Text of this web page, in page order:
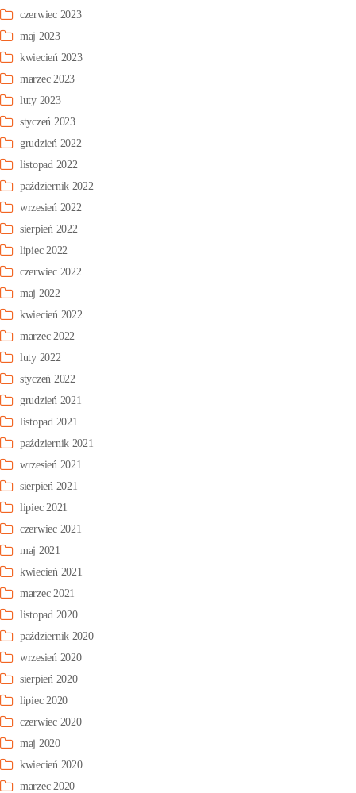
czerwiec 2023
maj 2023
kwiecień 2023
marzec 2023
luty 2023
styczeń 2023
grudzień 2022
listopad 2022
październik 2022
wrzesień 2022
sierpień 2022
lipiec 2022
czerwiec 2022
maj 2022
kwiecień 2022
marzec 2022
luty 2022
styczeń 2022
grudzień 2021
listopad 2021
październik 2021
wrzesień 2021
sierpień 2021
lipiec 2021
czerwiec 2021
maj 2021
kwiecień 2021
marzec 2021
listopad 2020
październik 2020
wrzesień 2020
sierpień 2020
lipiec 2020
czerwiec 2020
maj 2020
kwiecień 2020
marzec 2020